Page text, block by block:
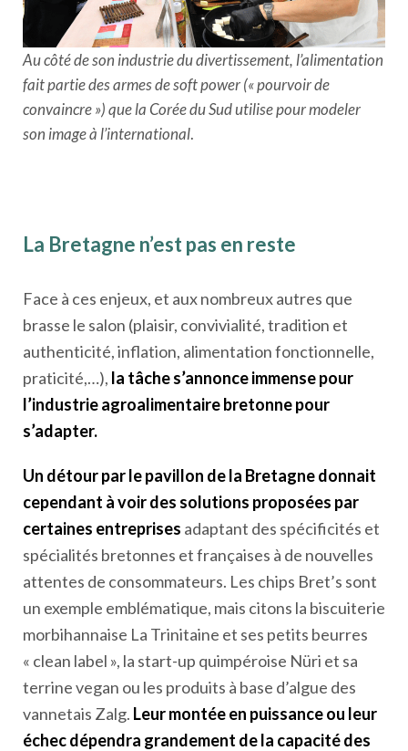
Au côté de son industrie du divertissement, l’alimentation
fait partie des armes de soft power (« pourvoir de
convaincre ») que la Corée du Sudutilise pour modeler
son image à l’international.
La Bretagne n’est pas en reste
Face à ces enjeux, et aux nombreux autres que
brasse le salon (plaisir, convivialité, tradition et
authenticité, inflation, alimentation fonctionnelle,
praticité,…), la tâche s’annonce immense pour
l’industrie agroalimentaire bretonne pour
s’adapter.
Un détour par le pavillon de la Bretagne donnait
cependant à voir des solutions proposées par
certaines entreprises adaptant des spécificités et
spécialités bretonnes et françaises à de nouvelles
attentes de consommateurs. Les chips Bret’s sont
un exemple emblématique, mais citons la biscuiterie
morbihannaise La Trinitaine et ses petits beurres
« clean label », la start-up quimpéroise Nüri et sa
terrine vegan ou les produits à base d’algue des
vannetais Zalg. Leur montée en puissance ou leur
échec dépendra grandement de la capacité des